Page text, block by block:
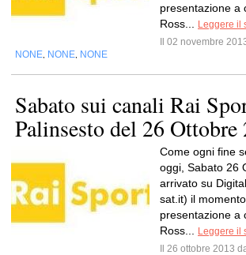
presentazione a
Ross...
Leggere il
Il 02 novembre
NONE NONE NONE
Sabato sui canali Rai
Palinsesto del 26 Ottobre
Come ogni fine
oggi, Sabato 26
arrivato su
sat.it) il
presentazione a
Ross...
Leggere il
Il 26 ottobre 2013